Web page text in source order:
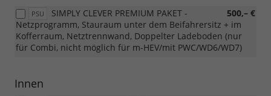
PSU 500,– €
SIMPLY CLEVER PREMIUM PAKET -
Netzprogramm, Stauraum unter dem Beifahrersitz + im
Kofferraum, Netztrennwand, Doppelter Ladeboden (nur
für Combi, nicht möglich für m-HEV/mit PWC/WD6/WD7)
Innen